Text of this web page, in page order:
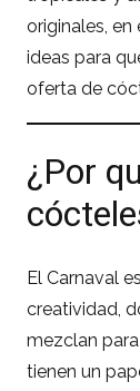
originales,
ideas para
oferta de
¿Por
El Carnaval
creatividad,
mezclan
tienen un